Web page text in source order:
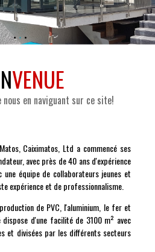
VENUE
nous en naviguant sur ce site!
Caiximatos, Ltd a commencé ses
avec près de 40 ans d'expérience
équipe de collaborateurs jeunes et
expérience et de professionnalisme.
de PVC, l'aluminium, le fer et
dispose d'une facilité de 3100 m² avec
et divisées par les différents secteurs